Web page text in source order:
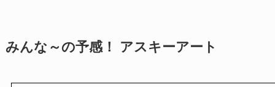
みんな～の予感！ アスキーアート